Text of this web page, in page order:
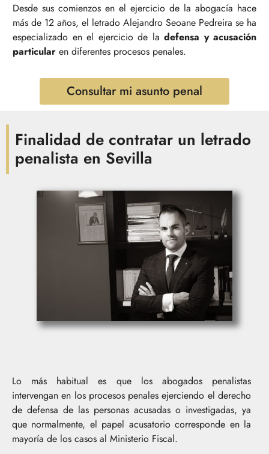
Desde sus comienzos en el ejercicio de la abogacía hace
más de 12 años, el letrado Alejandro Seoane Pedreira se ha
especializado en el ejercicio de la defensa y acusación
particular en diferentes procesos penales.
Consultar mi asunto penal
Finalidad de contratar un letrado
penalista en Sevilla
Lo más habitual es que los abogados penalistas
intervengan en los procesos penales ejerciendo el derecho
de defensa de las personas acusadas o investigadas, ya
que normalmente, el papel acusatorio corresponde en la
mayoría de los casos al Ministerio Fiscal.